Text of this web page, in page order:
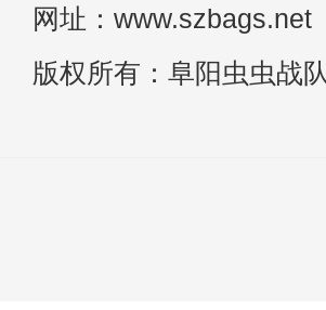
网址：www.szbags.net
版权所有：阜阳虫虫战